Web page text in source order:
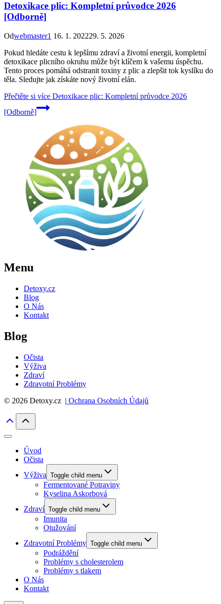
Detoxikace plic: Kompletní průvodce 2026
[Odborně]
Odwebmaster1 16. 1. 202229. 5. 2026
Pokud hledáte cestu k lepšímu zdraví a životní energii, kompletní
detoxikace plicního okruhu může být klíčem k vašemu úspěchu.
Tento proces pomáhá odstranit toxiny z plic a zlepšit tok kyslíku do
těla. Sledujte jak získáte nový životní elán.
Přečtěte si více Detoxikace plic: Kompletní průvodce 2026
[Odborně]
Menu
Detoxy.cz
Blog
O Nás
Kontakt
Blog
Očista
Výživa
Zdraví
Zdravotní Problémy
© 2026 Detoxy.cz | Ochrana Osobních Údajů
Úvod
Očista
Výživa Toggle child menu
Fermentované Potraviny
Kyselina Askorbová
Zdraví Toggle child menu
Imunita
Otužování
Zdravotní Problémy Toggle child menu
Podráždění
Problémy s cholesterolem
Problémy s tlakem
O Nás
Kontakt